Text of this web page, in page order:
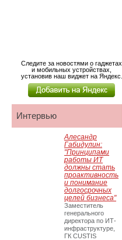
Следите за новостями о гаджетах
и мобильных устройствах,
установив наш виджет на Яндекс.
Интервью
Алесандр
Габидулин:
"Принципами
работы ИТ
должны стать
проактивность
и понимание
долгосрочных
целей бизнеса"
Заместитель
генерального
директора по ИТ-
инфраструктуре,
ГК CUSTIS